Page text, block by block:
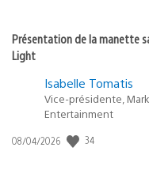
Présentation de la manette
Light
Isabelle Tomatis
Vice-présidente,
Entertainment
Date
08/04/2026 34